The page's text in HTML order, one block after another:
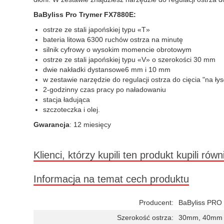
BaByliss Pro Trymer FX7880E:
ostrze ze stali japońskiej typu «T»
bateria litowa 6300 ruchów ostrza na minutę
silnik cyfrowy o wysokim momencie obrotowym
ostrze ze stali japońskiej typu «V» o szerokości 30 mm
dwie nakładki dystansowe6 mm i 10 mm
w zestawie narzędzie do regulacji ostrza do cięcia "na
2-godzinny czas pracy po naładowaniu
stacja ładująca
szczoteczka i olej.
Gwarancja: 12 miesięcy
Klienci, którzy kupili ten produkt kupili
Informacja na temat cech produktu
Producent:
BaByliss PRO
Szerokość ostrza:
30mm, 40mm